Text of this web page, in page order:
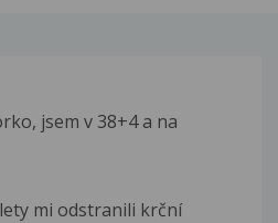
jsem v 38+4 a na
mi odstranili krční